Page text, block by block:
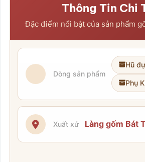
Thông Tin Chi
Đặc điểm nổi bật của sản phẩm
Dòng sản phẩm
Hũ
Phụ
Xuất xứ Làng gốm Bát